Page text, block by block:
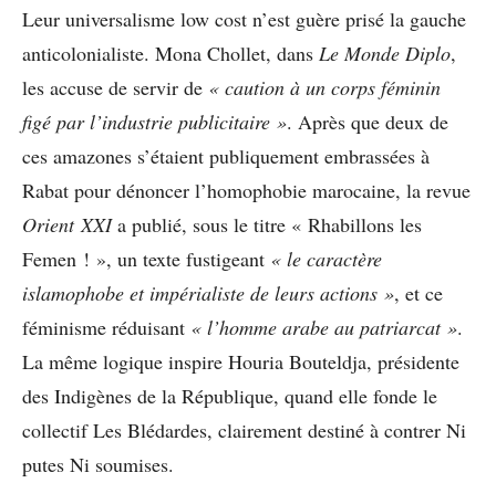
Leur universalisme low cost n’est guère prisé la gauche
anticolonialiste. Mona Chollet, dans Le Monde Diplo,
les accuse de servir de « caution à un corps féminin
figé par l’industrie publicitaire ». Après que deux de
ces amazones s’étaient publiquement embrassées à
Rabat pour dénoncer l’homophobie marocaine, la revue
Orient XXIa publié, sous le titre « Rhabillons les
Femen ! », un texte fustigeant « le caractère
islamophobe et impérialiste de leurs actions », et ce
féminisme réduisant « l’homme arabe au patriarcat ».
La même logique inspire Houria Bouteldja, présidente
des Indigènes de la République, quand elle fonde le
collectif Les Blédardes, clairement destiné à contrer Ni
putes Ni soumises.